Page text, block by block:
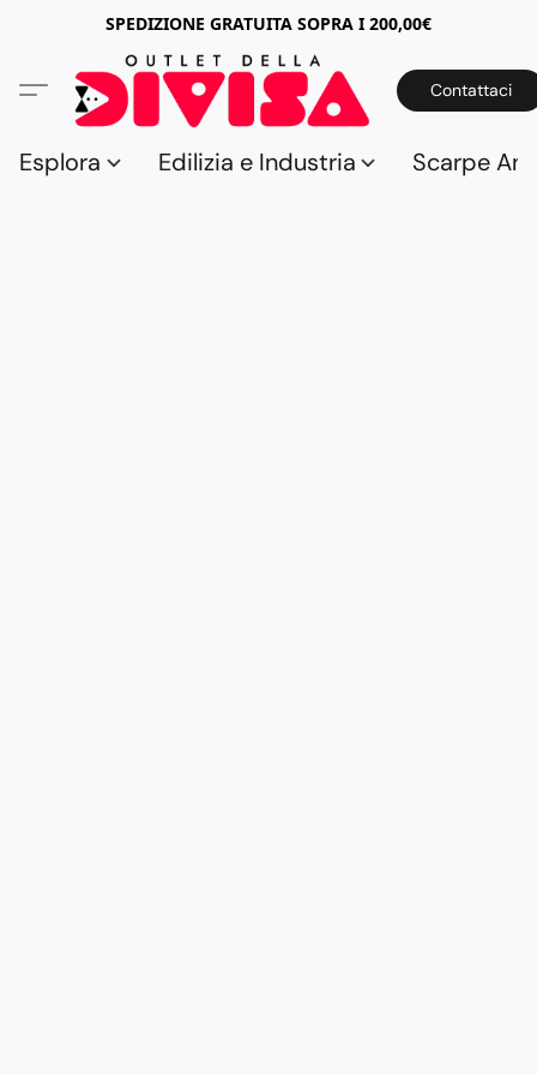
SPEDIZIONE GRATUITA SOPRA I 200,00€
Contattaci
Esplora Edilizia e Industria Scarpe